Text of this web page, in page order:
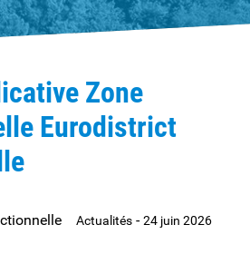
Zone
Eurodistrict
Actualités-24 juin 2026